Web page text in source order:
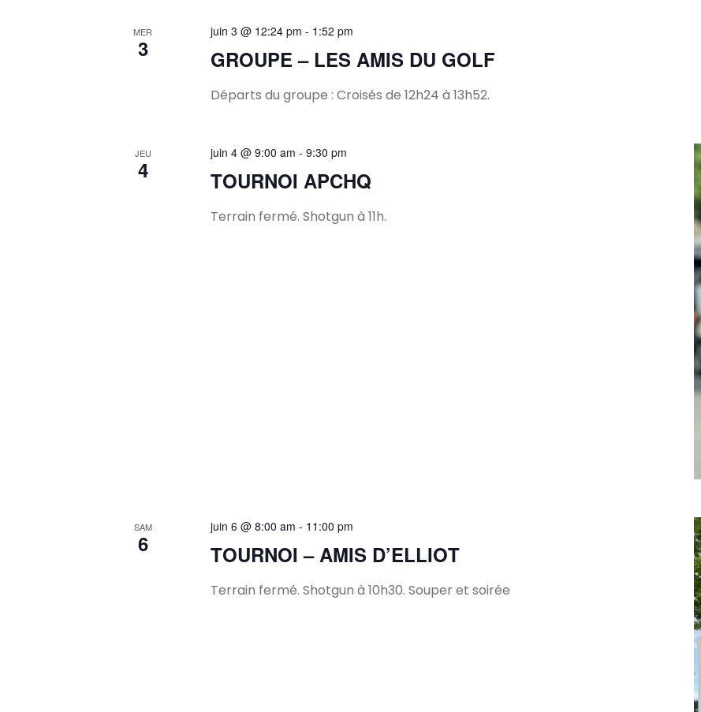
MER
3 GROUPE – LES AMIS DU GOLF
juin 3 @ 12:24 pm - 1:52 pm
Départs du groupe : Croisés de 12h24 à 13h52.
JEU
4 TOURNOI APCHQ
juin 4 @ 9:00 am - 9:30 pm
Terrain fermé. Shotgun à 11h.
SAM
6 TOURNOI – AMIS D’ELLIOT
juin 6 @ 8:00 am - 11:00 pm
Terrain fermé. Shotgun à 10h30. Souper et soirée